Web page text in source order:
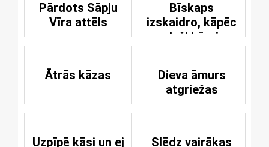
Pārdots Sāpju
Vīra attēls
Bīskaps
izskaidro, kāpēc
daži bērni
homoseksualitāti
Ātrās kāzas
Dieva āmurs
atgriežas
Uzpīpē kāsi un ej
Slēdz vairākas